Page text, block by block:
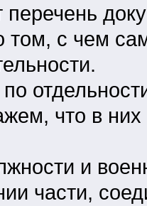
перечень
том, с чем
что в
и
части,